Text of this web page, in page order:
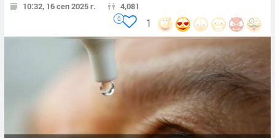
10:32, 16 сеп 2025 г. 4,081
1
0